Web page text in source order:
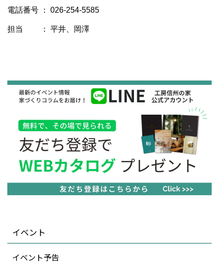
電話番号 ： 026-254-5585
担当 ： 平井、岡澤
イベント
イベント予告